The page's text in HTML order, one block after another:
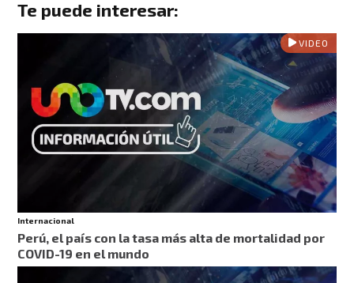
Te puede interesar:
VIDEO
Internacional
Perú, el país con la tasa más alta de mortalidad por
COVID-19 en el mundo